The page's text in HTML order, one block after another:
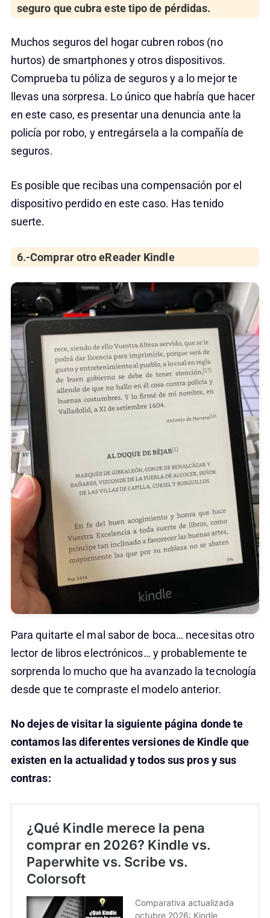
seguro que cubra este tipo de pérdidas.
Muchos seguros del hogar cubren robos (no
hurtos) de smartphones y otros dispositivos.
Comprueba tu póliza de seguros y a lo mejor te
llevas una sorpresa. Lo único que habría que hacer
en este caso, es presentar una denuncia ante la
policía por robo, y entregársela a la compañía de
seguros.
Es posible que recibas una compensación por el
dispositivo perdido en este caso. Has tenido
suerte.
6.-Comprar otro eReader Kindle
Para quitarte el mal sabor de boca… necesitas otro
lector de libros electrónicos… y probablemente te
sorprenda lo mucho que ha avanzado la tecnología
desde que te compraste el modelo anterior.
No dejes de visitar la siguiente página donde te
contamos las diferentes versiones de Kindle que
existen en la actualidad y todos sus pros y sus
contras: